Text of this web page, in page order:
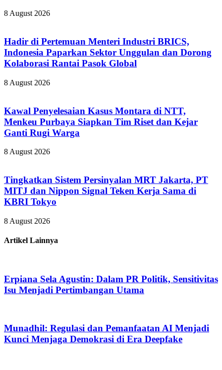
8 August 2026
Hadir di Pertemuan Menteri Industri BRICS,
Indonesia Paparkan Sektor Unggulan dan Dorong
Kolaborasi Rantai Pasok Global
8 August 2026
Kawal Penyelesaian Kasus Montara di NTT,
Menkeu Purbaya Siapkan Tim Riset dan Kejar
Ganti Rugi Warga
8 August 2026
Tingkatkan Sistem Persinyalan MRT Jakarta, PT
MITJ dan Nippon Signal Teken Kerja Sama di
KBRI Tokyo
8 August 2026
Artikel Lainnya
Erpiana Sela Agustin: Dalam PR Politik, Sensitivitas
Isu Menjadi Pertimbangan Utama
Munadhil: Regulasi dan Pemanfaatan AI Menjadi
Kunci Menjaga Demokrasi di Era Deepfake